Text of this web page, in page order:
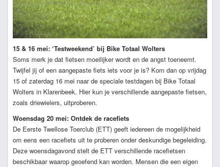
15 & 16 mei: ‘Testweekend’ bij Bike Totaal Wolters
Soms merk je dat fietsen moeilijker wordt en de angst toeneemt.
Twijfel jij of een aangepaste fiets iets voor je is? Kom dan op vrijdag
15 of zaterdag 16 mei naar de speciale testdagen bij Bike Totaal
Wolters in Klarenbeek. Hier kun je verschillende aangepaste fietsen,
zoals driewielers, uitproberen.
Woensdag 20 mei: Ontdek de racefiets
De Eerste Twellose Toerclub (ETT) geeft iedereen de mogelijkheid
om eens een racefiets uit te proberen onder deskundige begeleiding.
Deze woensdagavond stelt de ETT verschillende racefietsen
beschikbaar waarop geoefend kan worden. Mensen die een eigen